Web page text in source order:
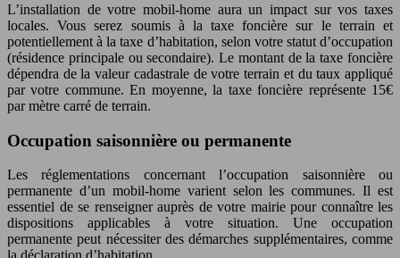
L’installation de votre mobil-home aura un impact sur vos taxes
locales. Vous serez soumis à la taxe foncière sur le terrain et
potentiellement à la taxe d’habitation, selon votre statut d’occupation
(résidence principale ou secondaire). Le montant de la taxe foncière
dépendra de la valeur cadastrale de votre terrain et du taux appliqué
par votre commune. En moyenne, la taxe foncière représente 15€
par mètre carré de terrain.
Occupation saisonnière ou permanente
Les réglementations concernant l’occupation saisonnière ou
permanente d’un mobil-home varient selon les communes. Il est
essentiel de se renseigner auprès de votre mairie pour connaître les
dispositions applicables à votre situation. Une occupation
permanente peut nécessiter des démarches supplémentaires, comme